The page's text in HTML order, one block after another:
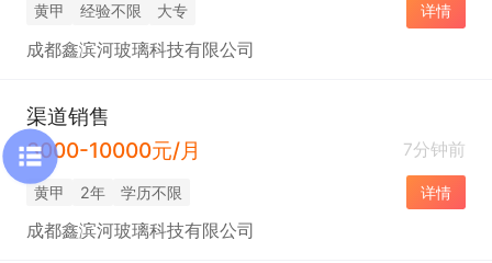
黄甲 经验不限 大专 详情
成都鑫滨河玻璃科技有限公司
渠道销售
3000-10000元/月
7分钟前
黄甲 2年 学历不限 详情
成都鑫滨河玻璃科技有限公司